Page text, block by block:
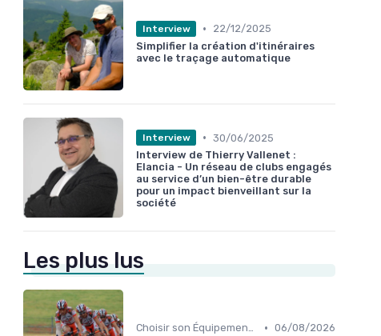
Interview •
22/12/2025
Simplifier la création d'itinéraires
avec le traçage automatique
Interview • 30/06/2025
Interview de Thierry Vallenet :
Elancia - Un réseau de clubs engagés
au service d’un bien-être durable
pour un impact bienveillant sur la
société
Les plus lus
Choisir son Équipement Sportif • 06/08/2026